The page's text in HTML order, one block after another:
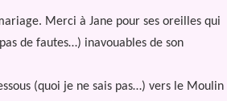
Merci à Jane pour ses oreilles qui
de fautes…) inavouables de son
(quoi je ne sais pas…) vers le Moulin